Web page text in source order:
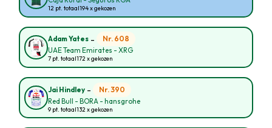
12 pt. totaal194 x gekozen
Adam Yates - Nr. 608
UAE Team Emirates - XRG
7 pt. totaal172 x gekozen
Jai Hindley - Nr. 390
Red Bull - BORA - hansgrohe
9 pt. totaal132 x gekozen